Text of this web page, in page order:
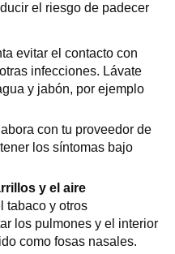
el riesgo de padecer
evitar el contacto con
infecciones. Lávate
y jabón, por ejemplo
con tu proveedor de
los síntomas bajo
y el aire
tabaco y otros
los pulmones y el interior
como fosas nasales.